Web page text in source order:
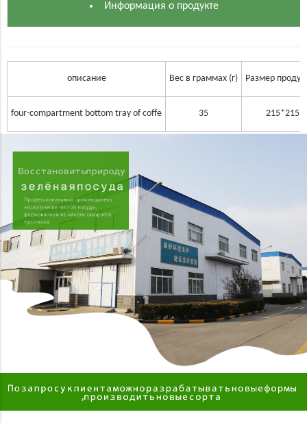
Информация о продукте
описание Вес в граммах (г) Размер
four-compartment bottom tray of coffe 35